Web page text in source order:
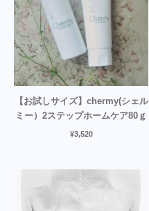
【お試しサイズ】chermy(シェル
ミー）2ステップホームケア80ｇ
¥3,520